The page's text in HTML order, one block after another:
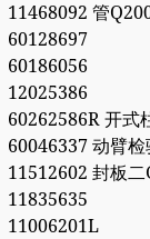
11468092 管
60128697
60186056
12025386
60262586R 开式
60046337 动臂
11512602 封板
11835635
11006201L